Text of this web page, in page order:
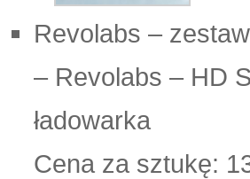
Revolabs –
– Revolabs – HD
ładowarka
Cena za sztukę: